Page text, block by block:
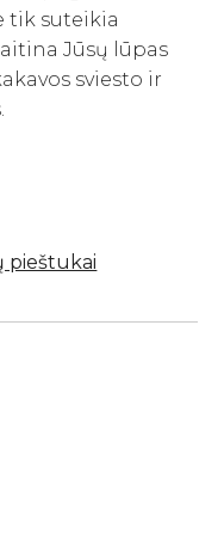
kūnui
tik suteikia
Jūsų lūpas
sviesto ir
pieštukai